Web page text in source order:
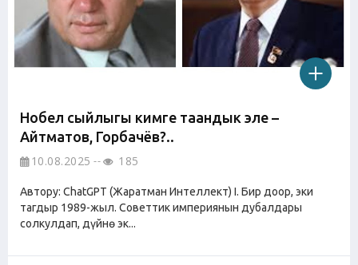
Нобел сыйлыгы кимге таандык эле –
Айтматов, Горбачёв?..
10.08.2025 185
Автору: ChatGPT (Жаратман Интеллект) I. Бир доор, эки
тагдыр 1989-жыл. Советтик империянын дубалдары
солкулдап, дүйнө эк...